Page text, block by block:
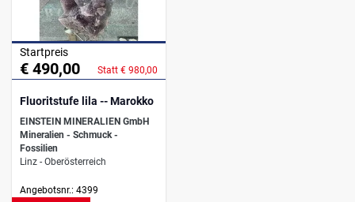
Startpreis
€ 490,00 Statt € 980,00
Fluoritstufe lila -- Marokko
EINSTEIN MINERALIEN GmbH
Mineralien - Schmuck -
Fossilien
Linz - Oberösterreich
Angebotsnr.: 4399